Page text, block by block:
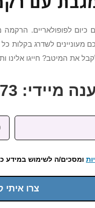
לפופולאריים.
לשדרג בקלות
את המיטב? חייגו אלינו
מיידי: 072-3922-473
ומסכים/ה לשימוש במידע
צרו איתי